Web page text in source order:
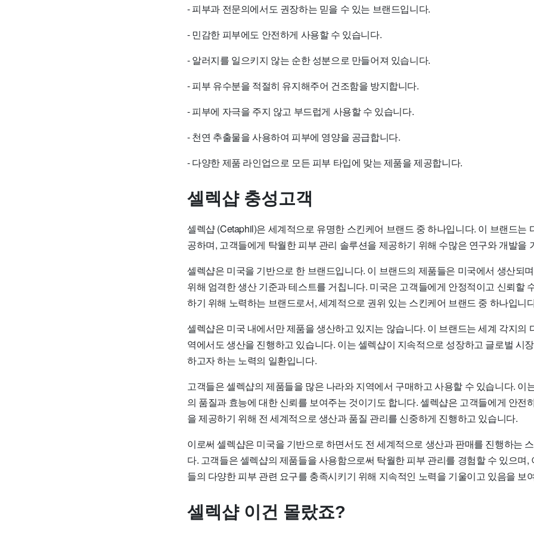
- 피부과 전문의에서도 권장하는 믿을 수 있는 브랜드입니다.
- 민감한 피부에도 안전하게 사용할 수 있습니다.
- 알러지를 일으키지 않는 순한 성분으로 만들어져 있습니다.
- 피부 유수분을 적절히 유지해주어 건조함을 방지합니다.
- 피부에 자극을 주지 않고 부드럽게 사용할 수 있습니다.
- 천연 추출물을 사용하여 피부에 영양을 공급합니다.
- 다양한 제품 라인업으로 모든 피부 타입에 맞는 제품을 제공합니다.
셀렉샵 충성고객
셀렉샵 (Cetaphil)은 세계적으로 유명한 스킨케어 브랜드 중 하나입니다. 이 브랜드는
공하며, 고객들에게 탁월한 피부 관리 솔루션을 제공하기 위해 수많은 연구와 개발을
셀렉샵은 미국을 기반으로 한 브랜드입니다. 이 브랜드의 제품들은 미국에서 생산되
위해 엄격한 생산 기준과 테스트를 거칩니다. 미국은 고객들에게 안정적이고 신뢰할
하기 위해 노력하는 브랜드로서, 세계적으로 권위 있는 스킨케어 브랜드 중 하나입니
셀렉샵은 미국 내에서만 제품을 생산하고 있지는 않습니다. 이 브랜드는 세계 각지의
역에서도 생산을 진행하고 있습니다. 이는 셀렉샵이 지속적으로 성장하고 글로벌 시
하고자 하는 노력의 일환입니다.
고객들은 셀렉샵의 제품들을 많은 나라와 지역에서 구매하고 사용할 수 있습니다. 이
의 품질과 효능에 대한 신뢰를 보여주는 것이기도 합니다. 셀렉샵은 고객들에게 안전
을 제공하기 위해 전 세계적으로 생산과 품질 관리를 신중하게 진행하고 있습니다.
이로써 셀렉샵은 미국을 기반으로 하면서도 전 세계적으로 생산과 판매를 진행하는
다. 고객들은 셀렉샵의 제품들을 사용함으로써 탁월한 피부 관리를 경험할 수 있으며,
들의 다양한 피부 관련 요구를 충족시키기 위해 지속적인 노력을 기울이고 있음을 보
셀렉샵 이건 몰랐죠?